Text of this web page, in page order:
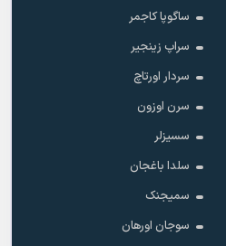
ساگوپا کاجمر
سراپ زینجیر
سردار اورتاچ
سرن اوزون
سسیزلر
سلدا باغجان
سمیجنک
سوجان اورهان